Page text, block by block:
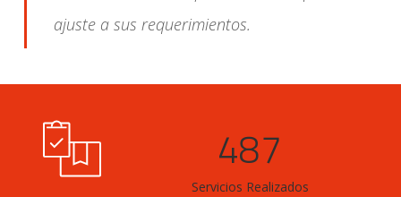
ajuste a sus requerimientos.
489
Servicios Realizados